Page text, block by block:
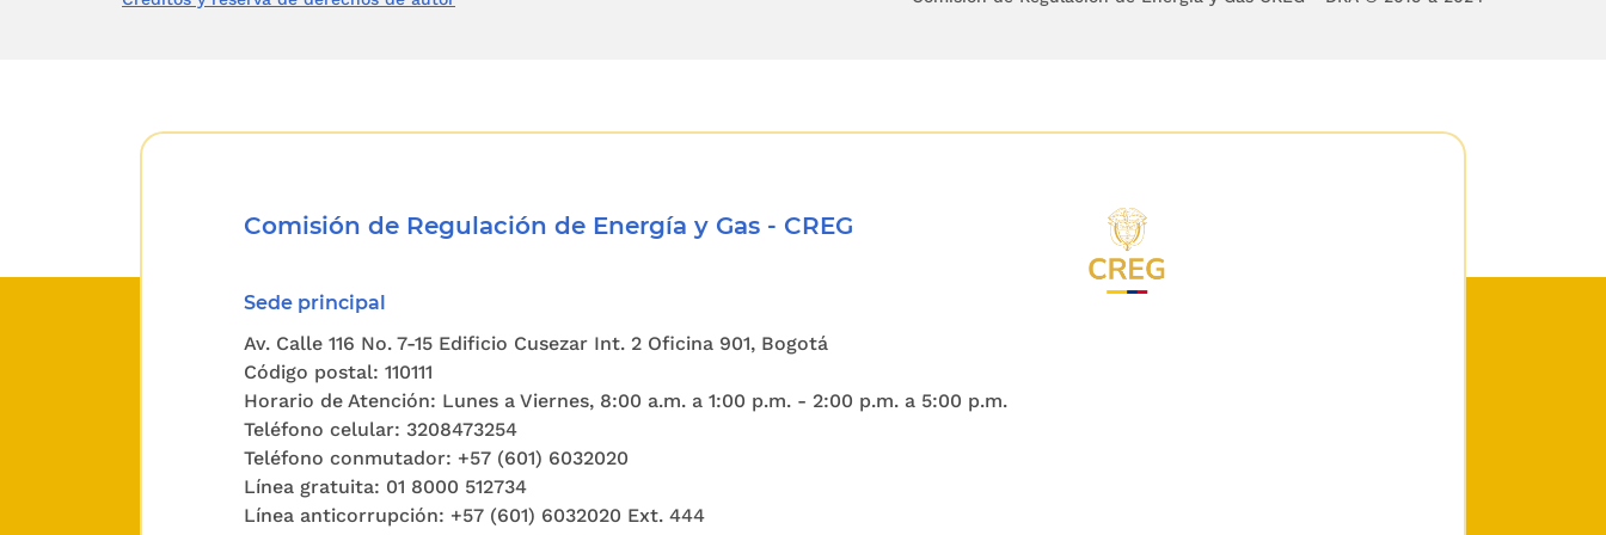
- Precio y forma de pago.
públicos del inmueble objeto del contrato.
ARTICULO 4o. PROHIBICION DE DEPOSITOS.
Ley 820 de 2003> En los contratos de arrendamiento de inmuebles urbanos no
se podrá exigir depósito en dinero en efectivo u otra clase de cauciones reales,
Comisión de Regulación de Energía y Gas - CREG
Sede principal
Av. Calle 116 No. 7-15 Edificio Cusezar Int. 2 Oficina 901, Bogotá
Código postal: 110111
Horario de Atención: Lunes a Viernes, 8:00 a.m. a 1:00 p.m. - 2:00 p.m. a 5:00 p.m.
Teléfono celular: 3208473254
Teléfono conmutador: +57 (601) 6032020
Línea gratuita: 01 8000 512734
Línea anticorrupción: +57 (601) 6032020 Ext. 444